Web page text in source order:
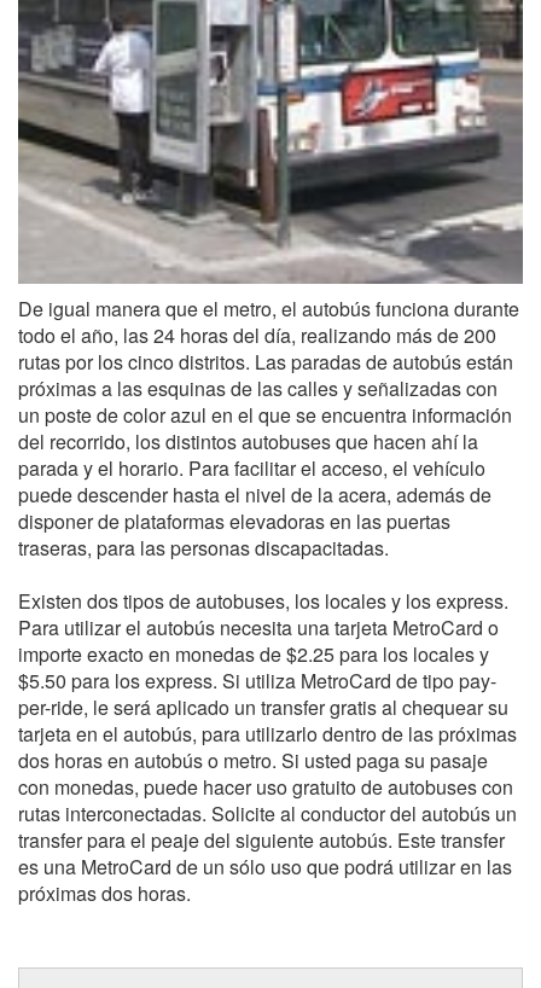
De igual manera que el metro, el autobús funciona durante
todo el año, las 24 horas del día, realizando más de 200
rutas por los cinco distritos. Las paradas de autobús están
próximas a las esquinas de las calles y señalizadas con
un poste de color azul en el que se encuentra información
del recorrido, los distintos autobuses que hacen ahí la
parada y el horario. Para facilitar el acceso, el vehículo
puede descender hasta el nivel de la acera, además de
disponer de plataformas elevadoras en las puertas
traseras, para las personas discapacitadas.
Existen dos tipos de autobuses, los locales y los express.
Para utilizar el autobús necesita una tarjeta MetroCard o
importe exacto en monedas de $2.25 para los locales y
$5.50 para los express. Si utiliza MetroCard de tipo pay-
per-ride, le será aplicado un transfer gratis al chequear su
tarjeta en el autobús, para utilizarlo dentro de las próximas
dos horas en autobús o metro. Si usted paga su pasaje
con monedas, puede hacer uso gratuito de autobuses con
rutas interconectadas. Solicite al conductor del autobús un
transfer para el peaje del siguiente autobús. Este transfer
es una MetroCard de un sólo uso que podrá utilizar en las
próximas dos horas.